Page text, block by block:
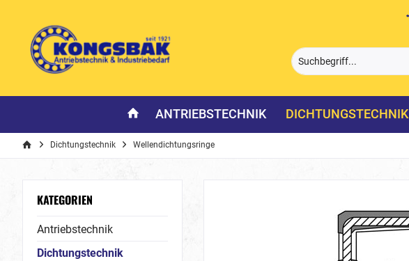
ANTRIEBSTECHNIK DICHTUNGSTECHNIK
Dichtungstechnik Wellendichtungsringe
KATEGORIEN
Antriebstechnik
Dichtungstechnik